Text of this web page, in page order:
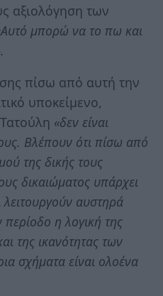
αξιολόγηση των
μπορώ να το πω και
πίσω από αυτή την
υποκείμενο,
«δεν είναι
Βλέπουν ότι πίσω από
της δικής τους
δικαιώματος υπάρχει
αυστηρά
περίοδο η λογική της
της ικανότητας των
σχήματα είναι ολοένα